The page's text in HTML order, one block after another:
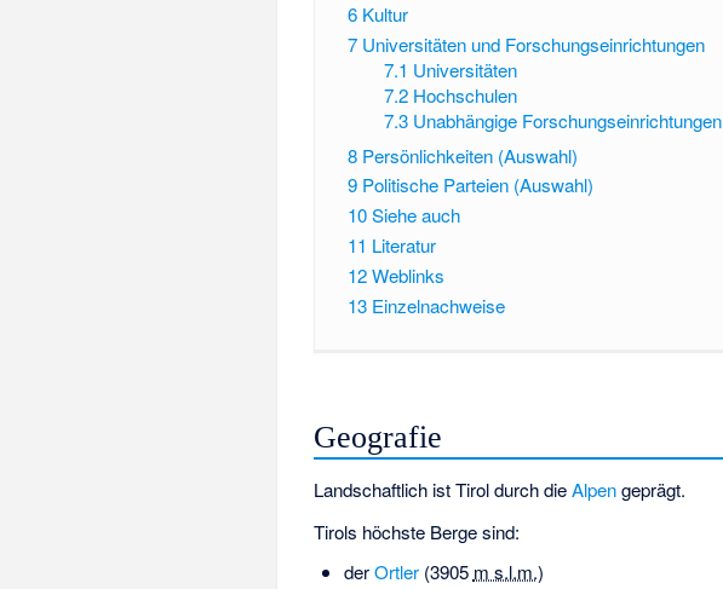
6 Kultur
7 Universitäten und Forschungseinrichtungen
7.1 Universitäten
7.2 Hochschulen
7.3 Unabhängige Forschungseinrichtungen
8 Persönlichkeiten (Auswahl)
9 Politische Parteien (Auswahl)
10Siehe auch
11 Literatur
12Weblinks
13 Einzelnachweise
Geografie
Landschaftlich ist Tirol durch dieAlpengeprägt.
Tirols höchste Berge sind:
derOrtler(3905 m s.l.m.)